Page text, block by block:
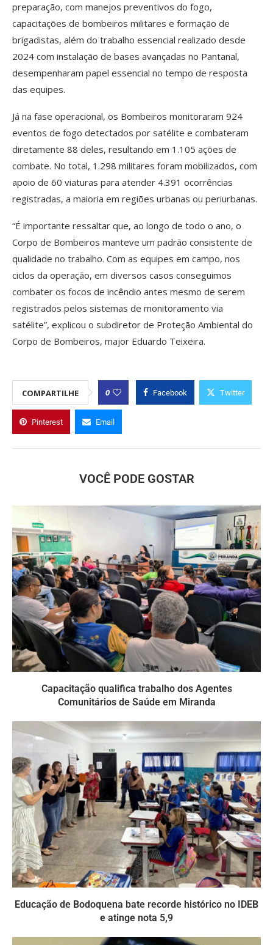
preparação, com manejos preventivos do fogo,
capacitações de bombeiros militares e formação de
brigadistas, além do trabalho essencial realizado desde
2024 com instalação de bases avançadas no Pantanal,
desempenharam papel essencial no tempo de resposta
das equipes.
Já na fase operacional, os Bombeiros monitoraram 924
eventos de fogo detectados por satélite e combateram
diretamente 88 deles, resultando em 1.105 ações de
combate. No total, 1.298 militares foram mobilizados, com
apoio de 60 viaturas para atender 4.391 ocorrências
registradas, a maioria em regiões urbanas ou periurbanas.
“É importante ressaltar que, ao longo de todo o ano, o
Corpo de Bombeiros manteve um padrão consistente de
qualidade no trabalho. Com as equipes em campo, nos
ciclos da operação, em diversos casos conseguimos
combater os focos de incêndio antes mesmo de serem
registrados pelos sistemas de monitoramento via
satélite”, explicou o subdiretor de Proteção Ambiental do
Corpo de Bombeiros, major Eduardo Teixeira.
COMPARTILHE 0 Facebook Twitter
Pinterest Email
VOCÊ PODE GOSTAR
Capacitação qualifica trabalho dos Agentes
Comunitários de Saúde em Miranda
Educação de Bodoquena bate recorde histórico no IDEB
e atinge nota 5,9